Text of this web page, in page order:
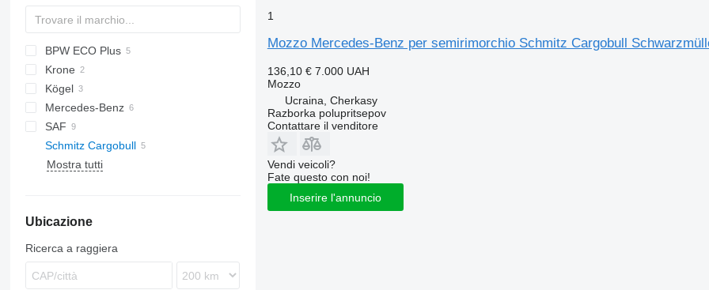
BPW ECO Plus
Krone
Kögel
Mercedes-Benz
SAF
Schmitz Cargobull
Mostra tutti
Ubicazione
Ricerca a raggiera
1
Mozzo Mercedes-Benz per semirimorchio Schmitz Cargobull
136,10 € 7.000 UAH
Mozzo
Ucraina, Cherkasy
Razborka polupritsepov
Contattare il venditore
Vendi veicoli?
Fate questo con noi!
Inserire l'annuncio